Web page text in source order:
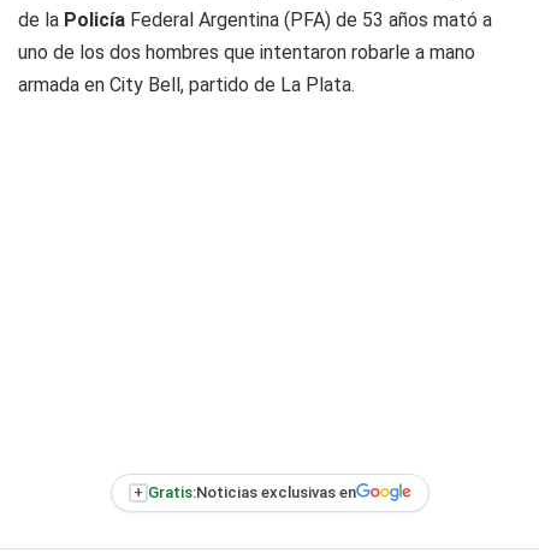
de la Policía Federal Argentina (PFA) de 53 años mató a
uno de los dos hombres que intentaron robarle a mano
armada en City Bell, partido de La Plata.
+ Gratis:Noticias exclusivas en